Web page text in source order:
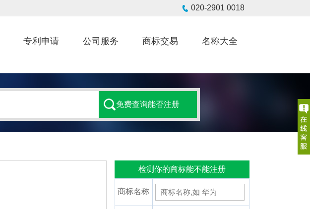
名称大全
商标交易
公司服务
专利申请
检测你的商标能不能注册
商标名称